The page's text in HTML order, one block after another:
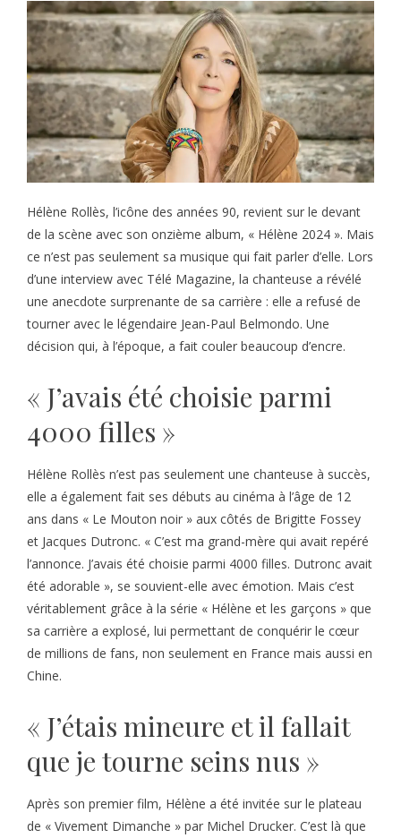
Hélène Rollès, l’icône des années 90, revient sur le devant
de la scène avec son onzième album, « Hélène 2024 ». Mais
ce n’est pas seulement sa musique qui fait parler d’elle. Lors
d’une interview avec Télé Magazine, la chanteuse a révélé
une anecdote surprenante de sa carrière : elle a refusé de
tourner avec le légendaire Jean-Paul Belmondo. Une
décision qui, à l’époque, a fait couler beaucoup d’encre.
« J’avais été choisie parmi
4000 filles »
Hélène Rollès n’est pas seulement une chanteuse à succès,
elle a également fait ses débuts au cinéma à l’âge de 12
ans dans « Le Mouton noir » aux côtés de Brigitte Fossey
et Jacques Dutronc. « C’est ma grand-mère qui avait repéré
l’annonce. J’avais été choisie parmi 4000 filles. Dutronc avait
été adorable », se souvient-elle avec émotion. Mais c’est
véritablement grâce à la série « Hélène et les garçons » que
sa carrière a explosé, lui permettant de conquérir le cœur
de millions de fans, non seulement en France mais aussi en
Chine.
« J’étais mineure et il fallait
que je tourne seins nus »
Après son premier film, Hélène a été invitée sur le plateau
de « Vivement Dimanche » par Michel Drucker. C’est là que